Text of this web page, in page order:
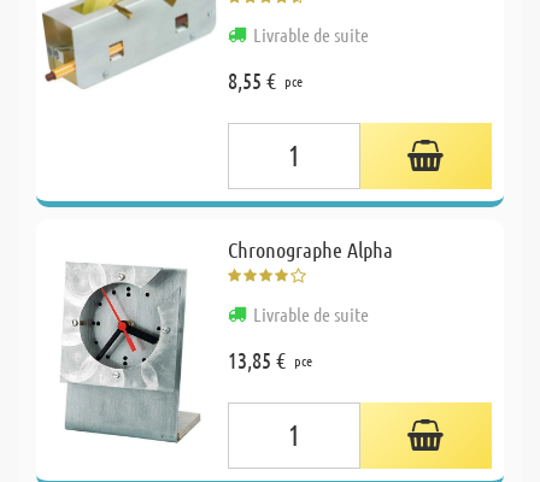
Livrable de suite
8,55 € pce
Chronographe Alpha
Livrable de suite
13,85 € pce